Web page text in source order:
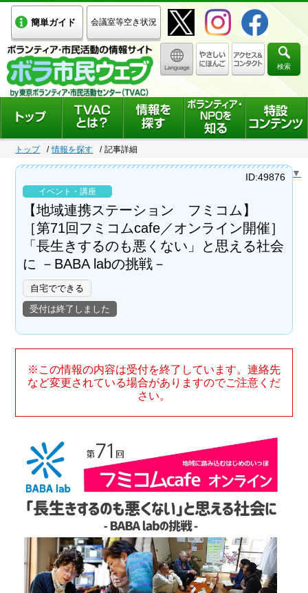
簡単ガイド 会議室等空き状況
検索
トップ 情報を探す 記事詳細
Select Language ▼
イベント・講座
【地域連携ステーション フミコム】
［第71回フミコムcafe／オンライン開催］
「長生きするのも悪くない」と思える社会
に －BABA labの挑戦－
自宅でできる
受付は終了しました
ID:49876
※この情報の内容は受付を終了しています。連絡先
など変更されている場合がありますのでご注意くだ
さい。